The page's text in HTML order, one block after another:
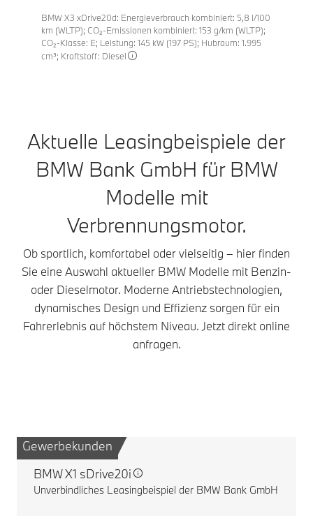
BMW X3 xDrive20d: Energieverbrauch kombiniert: 5,8 l/100
km (WLTP); CO₂-Emissionen kombiniert: 153 g/km (WLTP);
CO₂-Klasse: E; Leistung: 145 kW (197 PS); Hubraum: 1.995
cm³; Kraftstoff: Diesel
Aktuelle Leasingbeispiele der
BMW Bank GmbH für BMW
Modelle mit
Verbrennungsmotor.
Ob sportlich, komfortabel oder vielseitig – hier finden
Sie eine Auswahl aktueller BMW Modelle mit Benzin-
oder Dieselmotor. Moderne Antriebstechnologien,
dynamisches Design und Effizienz sorgen für ein
Fahrerlebnis auf höchstem Niveau. Jetzt direkt online
anfragen.
Gewerbekunden
BMW X1 sDrive20i
Unverbindliches Leasingbeispiel der BMW Bank GmbH